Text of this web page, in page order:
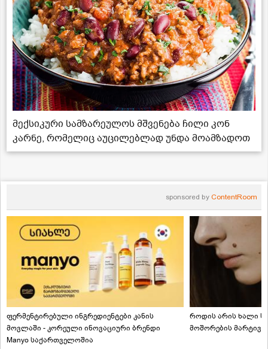
მექსიკური სამზარეულოს მშვენება ჩილი კონ
კარნე, რომელიც აუცილებლად უნდა მოამზადოთ
sponsored by ContentRoom
ფერმენტირებული ინგრედიენტები კანის
მოვლაში - კორეული ინოვაციური ბრენდი
Manyo საქართველოშია
როდის არის ხალი
მოშორების